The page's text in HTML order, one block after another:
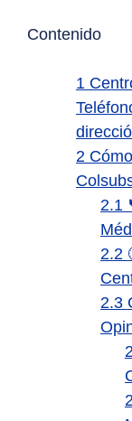
Contenido
1
2
2.1
2.2
2.3